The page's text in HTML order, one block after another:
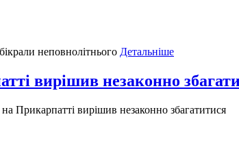
неповнолітнього Детальніше
вирішив незаконно
Прикарпатті вирішив незаконно збагатитися